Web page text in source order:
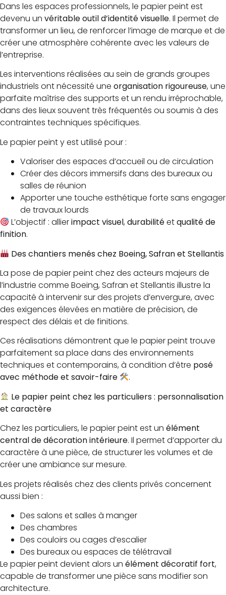
Dans les espaces professionnels, le papier peint est
devenu un véritable outil d’identité visuelle. Il permet de
transformer un lieu, de renforcer l’image de marque et de
créer une atmosphère cohérente avec les valeurs de
l’entreprise.
Les interventions réalisées au sein de grands groupes
industriels ont nécessité une organisation rigoureuse, une
parfaite maîtrise des supports et un rendu irréprochable,
dans des lieux souvent très fréquentés ou soumis à des
contraintes techniques spécifiques.
Le papier peint y est utilisé pour :
Valoriser des espaces d’accueil ou de circulation
Créer des décors immersifs dans des bureaux ou
salles de réunion
Apporter une touche esthétique forte sans engager
de travaux lourds
L’objectif : allierimpact visuel,durabilitéetqualité de
finition.
Des chantiers menés chez Boeing, Safran et Stellantis
La pose de papier peint chez des acteurs majeurs de
l’industrie comme Boeing, Safran et Stellantis illustre la
capacité à intervenir sur des projets d’envergure, avec
des exigences élevées en matière de précision, de
respect des délais et de finitions.
Ces réalisations démontrent que le papier peint trouve
parfaitement sa place dans des environnements
techniques et contemporains, à condition d’être posé
avec méthode et savoir-faire
.
Le papier peint chez les particuliers : personnalisation
et caractère
Chez les particuliers, le papier peint est un élément
central de décoration intérieure. Il permet d’apporter du
caractère à une pièce, de structurer les volumes et de
créer une ambiance sur mesure.
Les projets réalisés chez des clients privés concernent
aussi bien :
Des salons et salles à manger
Des chambres
Des couloirs ou cages d’escalier
Des bureaux ou espaces de télétravail
Le papier peint devient alors un élément décoratif fort,
capable de transformer une pièce sans modifier son
architecture.